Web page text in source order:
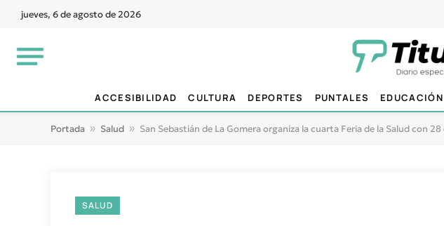
jueves, 6 de agosto de 2026
ACCESIBILIDAD CULTURA DEPORTES PUNTALES EDUCACIÓN
Portada » Salud » San Sebastián de La Gomera organiza la cuarta Feria de la Salud con
SALUD